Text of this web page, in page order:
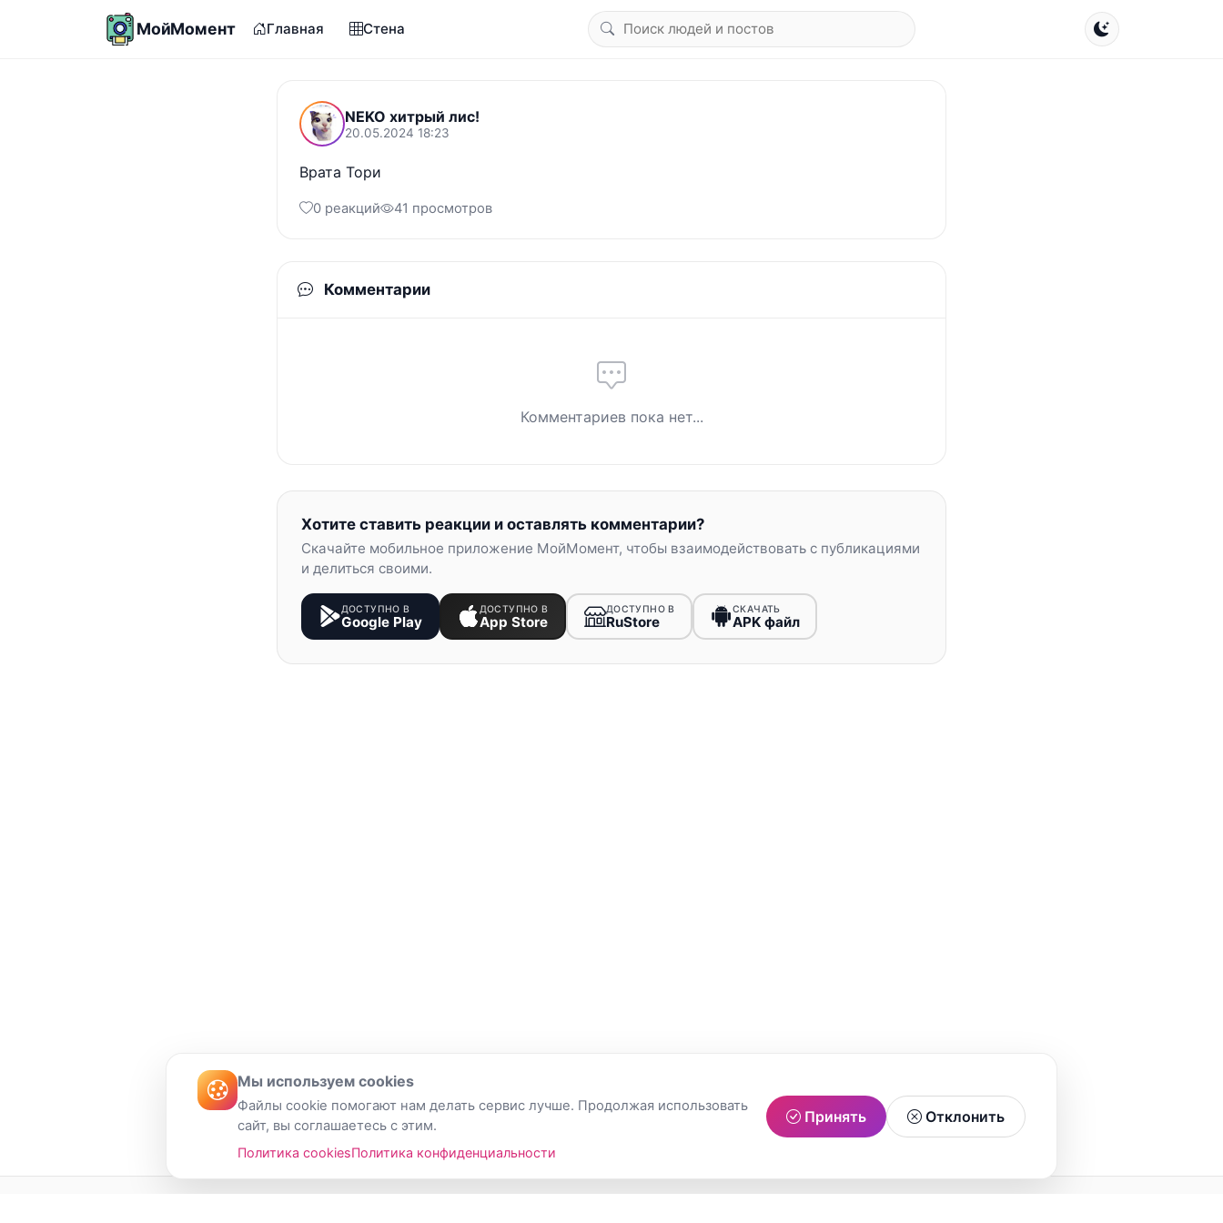
МойМомент Главная Стена
NEKO хитрый лис!
20.05.2024 18:23
Врата Тори
0 реакций 41 просмотров
Комментарии
Комментариев пока нет...
Хотите ставить реакции и оставлять комментарии?
Скачайте мобильное приложение МойМомент, чтобы взаимодействовать с публикациями
и делиться своими.
ДОСТУПНО В
Google Play
ДОСТУПНО В
App Store
ДОСТУПНО В
RuStore
СКАЧАТЬ
APK файл
Мы используем cookies
Файлы cookie помогают нам делать сервис лучше. Продолжая использовать
сайт, вы соглашаетесь с этим.
Политика cookiesПолитика конфиденциальности
Принять Отклонить